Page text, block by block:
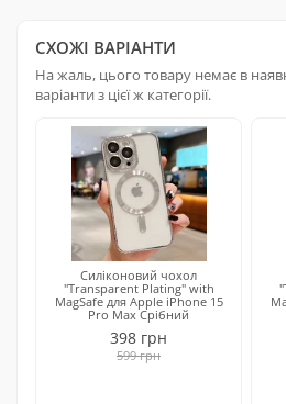
СХОЖІ ВАРІАНТИ
На жаль, цього товару немає в
варіанти з цієї ж категорії.
Силіконовий чохол
"Transparent Plating" with
MagSafe для Apple iPhone 15
Pro Max Срібний
398 грн
599 грн